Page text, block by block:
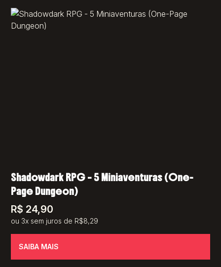
Shadowdark RPG – 5 Miniaventuras (One-
Page Dungeon)
R$ 24,90
ou 3x sem juros de R$8,29
SAIBA MAIS